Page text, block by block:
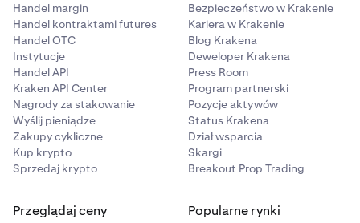
Handel margin
Handel kontraktami futures
Handel OTC
Instytucje
Handel API
Kraken API Center
Nagrody za stakowanie
Wyślij pieniądze
Zakupy cykliczne
Kup krypto
Sprzedaj krypto
Bezpieczeństwo w Krakenie
Kariera w Krakenie
Blog Krakena
Deweloper Krakena
Press Room
Program partnerski
Pozycje aktywów
Status Krakena
Dział wsparcia
Skargi
Breakout Prop Trading
Przeglądaj ceny Popularne rynki